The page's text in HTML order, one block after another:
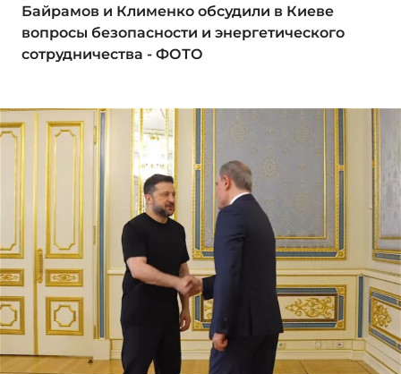
Байрамов и Клименко обсудили в Киеве
вопросы безопасности и энергетического
сотрудничества - ФОТО